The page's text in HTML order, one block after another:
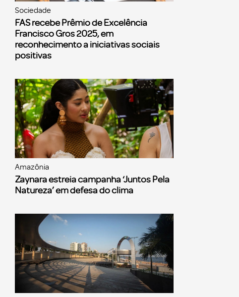
Sociedade
FAS recebe Prêmio de Excelência
Francisco Gros 2025, em
reconhecimento a iniciativas sociais
positivas
Amazônia
Zaynara estreia campanha ‘Juntos Pela
Natureza’ em defesa do clima